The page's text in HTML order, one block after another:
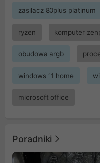
zasilacz 80plus platinum
ryzen komputer
obudowa argb
windows 11 home
microsoft office
Poradniki